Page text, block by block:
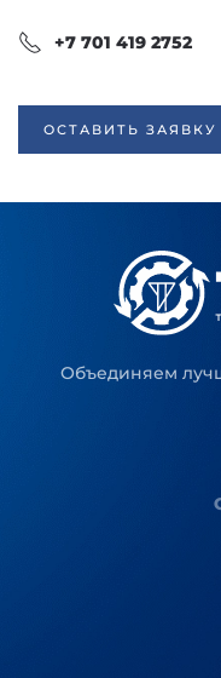
+7 701 419 2752
ОСТАВИТЬ ЗАЯВКУ
Объединяем